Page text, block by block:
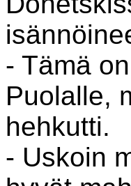
- Tämä
Puolalle,
hehkutti.
- Uskoin